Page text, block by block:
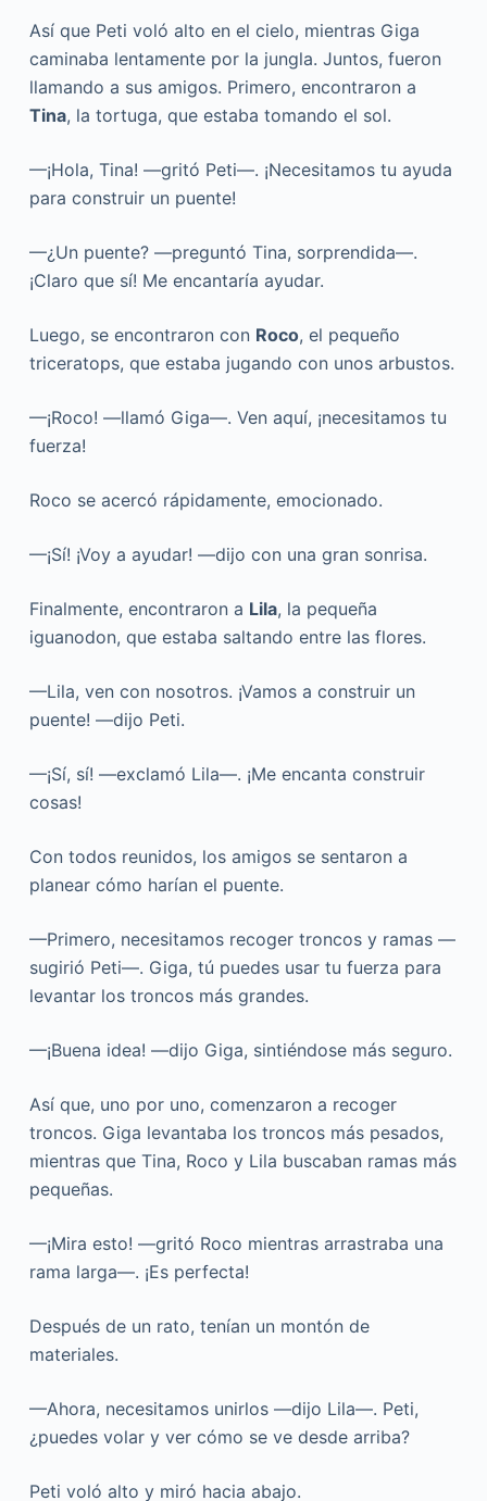
Así que Peti voló alto en el cielo, mientras Giga
caminaba lentamente por la jungla. Juntos, fueron
llamando a sus amigos. Primero, encontraron a
Tina, la tortuga, que estaba tomando el sol.
—¡Hola, Tina! —gritó Peti—. ¡Necesitamos tu ayuda
para construir un puente!
—¿Un puente? —preguntó Tina, sorprendida—.
¡Claro que sí! Me encantaría ayudar.
Luego, se encontraron con Roco, el pequeño
triceratops, que estaba jugando con unos arbustos.
—¡Roco! —llamó Giga—. Ven aquí, ¡necesitamos tu
fuerza!
Roco se acercó rápidamente, emocionado.
—¡Sí! ¡Voy a ayudar! —dijo con una gran sonrisa.
Finalmente, encontraron a Lila, la pequeña
iguanodon, que estaba saltando entre las flores.
—Lila, ven con nosotros. ¡Vamos a construir un
puente! —dijo Peti.
—¡Sí, sí! —exclamó Lila—. ¡Me encanta construir
cosas!
Con todos reunidos, los amigos se sentaron a
planear cómo harían el puente.
—Primero, necesitamos recoger troncos y ramas —
sugirió Peti—. Giga, tú puedes usar tu fuerza para
levantar los troncos más grandes.
—¡Buena idea! —dijo Giga, sintiéndose más seguro.
Así que, uno por uno, comenzaron a recoger
troncos. Giga levantaba los troncos más pesados,
mientras que Tina, Roco y Lila buscaban ramas más
pequeñas.
—¡Mira esto! —gritó Roco mientras arrastraba una
rama larga—. ¡Es perfecta!
Después de un rato, tenían un montón de
materiales.
—Ahora, necesitamos unirlos —dijo Lila—. Peti,
¿puedes volar y ver cómo se ve desde arriba?
Peti voló alto y miró hacia abajo.